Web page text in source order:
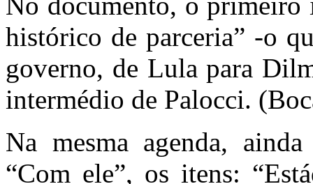
histórico de parceria” -o
governo, de Lula para
intermédio de Palocci.
Na mesma agenda,
“Com ele”, os itens: